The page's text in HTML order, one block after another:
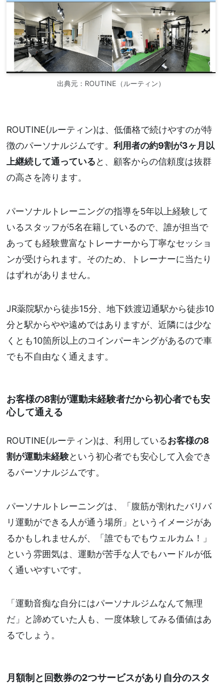
出典元：ROUTINE（ルーティン）
ROUTINE(ルーティン)は、低価格で続けやすのが特
徴のパーソナルジムです。 利用者の約9割が3ヶ月以
上継続して通っていると、顧客からの信頼度は抜群
の高さを誇ります。
パーソナルトレーニングの指導を5年以上経験して
いるスタッフが5名在籍しているので、誰が担当で
あっても経験豊富なトレーナーから丁寧なセッショ
ンが受けられます。そのため、トレーナーに当たり
はずれがありません。
JR薬院駅から徒歩15分、地下鉄渡辺通駅から徒歩10
分と駅からやや遠めではありますが、近隣には少な
くとも10箇所以上のコインパーキングがあるので車
でも不自由なく通えます。
お客様の8割が運動未経験者だから初心者でも安
心して通える
ROUTINE(ルーティン)は、利用しているお客様の8
割が運動未経験という初心者でも安心して入会でき
るパーソナルジムです。
パーソナルトレーニングは、「腹筋が割れたバリバ
リ運動ができる人が通う場所」というイメージがあ
るかもしれませんが、「誰でもでもウェルカム！」
という雰囲気は、運動が苦手な人でもハードルが低
く通いやすいです。
「運動音痴な自分にはパーソナルジムなんて無理
だ」と諦めていた人も、一度体験してみる価値はあ
るでしょう。
月額制と回数券の2つサービスがあり自分のスタ